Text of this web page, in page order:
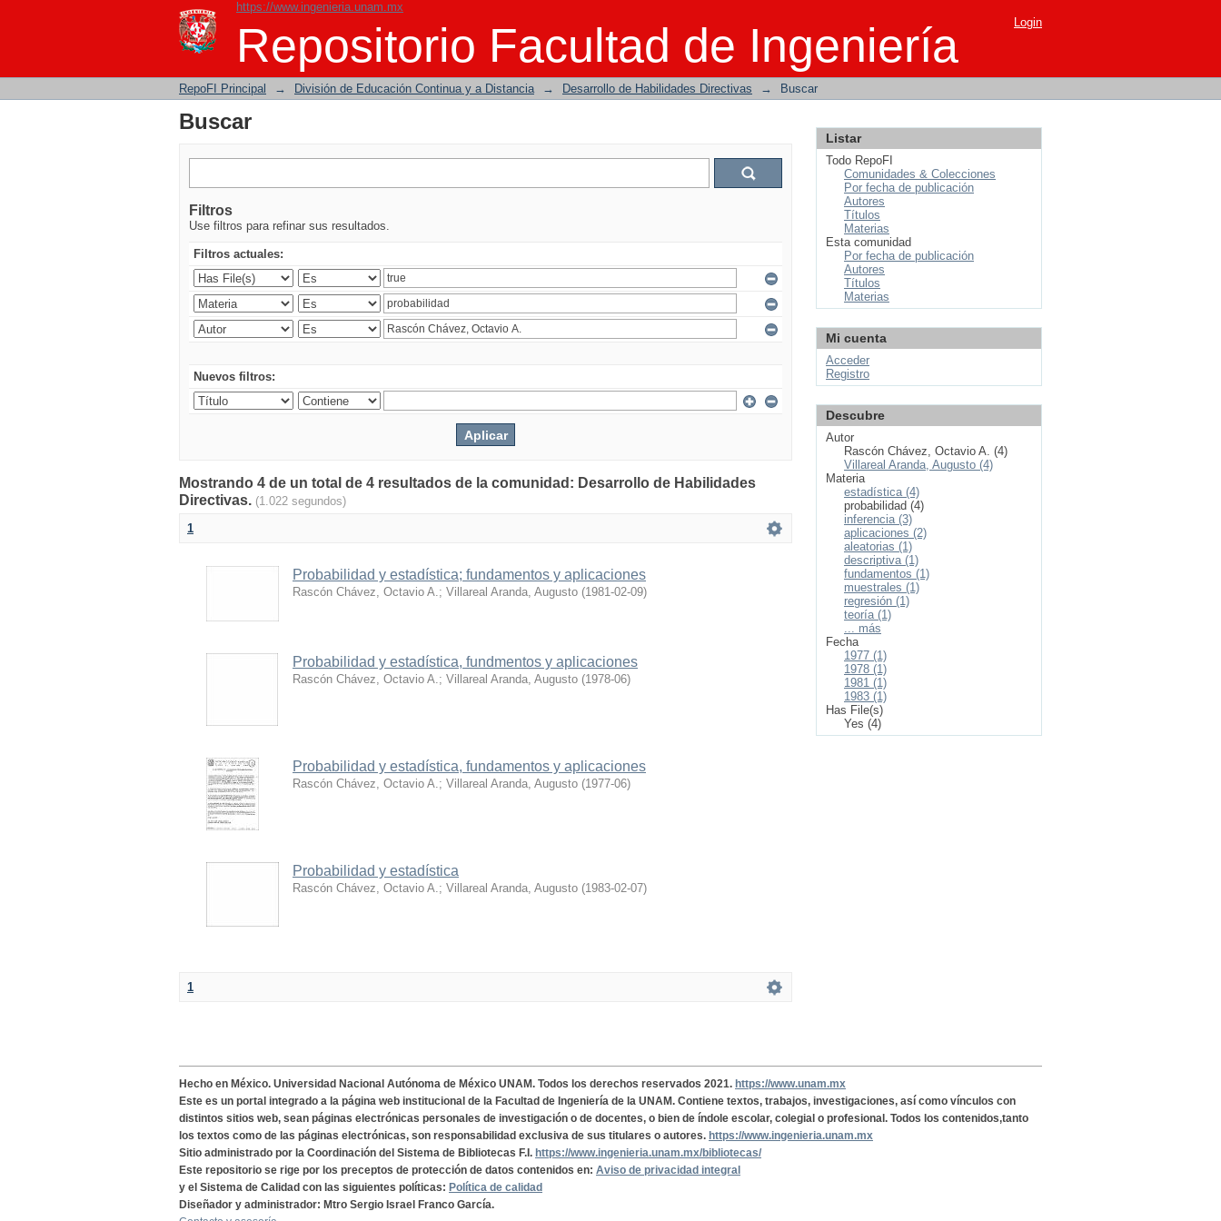
https://www.ingenieria.unam.mx
Repositorio Facultad de Ingeniería
Buscar Login
RepoFI Principal → División de Educación Continua y a Distancia → Desarrollo de Habilidades Directivas → Buscar
Buscar
Filtros
Use filtros para refinar sus resultados.
Filtros actuales:
Nuevos filtros:
Mostrando 4 de un total de 4 resultados de la comunidad: Desarrollo de Habilidades
Directivas. (1.022 segundos)
1
Probabilidad y estadística; fundamentos y aplicaciones
Rascón Chávez, Octavio A.; Villareal Aranda, Augusto (1981-02-09)
Probabilidad y estadística, fundmentos y aplicaciones
Rascón Chávez, Octavio A.; Villareal Aranda, Augusto (1978-06)
Probabilidad y estadística, fundamentos y aplicaciones
Rascón Chávez, Octavio A.; Villareal Aranda, Augusto (1977-06)
Probabilidad y estadística
Rascón Chávez, Octavio A.; Villareal Aranda, Augusto (1983-02-07)
1
Listar
Todo RepoFI
Comunidades & Colecciones
Por fecha de publicación
Autores
Títulos
Materias
Esta comunidad
Por fecha de publicación
Autores
Títulos
Materias
Mi cuenta
Acceder
Registro
Descubre
Autor
Rascón Chávez, Octavio A. (4)
Villareal Aranda, Augusto (4)
Materia
estadística (4)
probabilidad (4)
inferencia (3)
aplicaciones (2)
aleatorias (1)
descriptiva (1)
fundamentos (1)
muestrales (1)
regresión (1)
teoría (1)
... más
Fecha
1977 (1)
1978 (1)
1981 (1)
1983 (1)
Has File(s)
Yes (4)
Hecho en México. Universidad Nacional Autónoma de México UNAM. Todos los derechos reservados 2021. https://www.unam.mx
Este es un portal integrado a la página web institucional de la Facultad de Ingeniería de la UNAM. Contiene textos, trabajos, investigaciones, así como vínculos con
distintos sitios web, sean páginas electrónicas personales de investigación o de docentes, o bien de índole escolar, colegial o profesional. Todos los contenidos,tanto
los textos como de las páginas electrónicas, son responsabilidad exclusiva de sus titulares o autores. https://www.ingenieria.unam.mx
Sitio administrado por la Coordinación del Sistema de Bibliotecas F.I. https://www.ingenieria.unam.mx/bibliotecas/
Este repositorio se rige por los preceptos de protección de datos contenidos en: Aviso de privacidad integral
y el Sistema de Calidad con las siguientes políticas: Política de calidad
Diseñador y administrador: Mtro Sergio Israel Franco García.